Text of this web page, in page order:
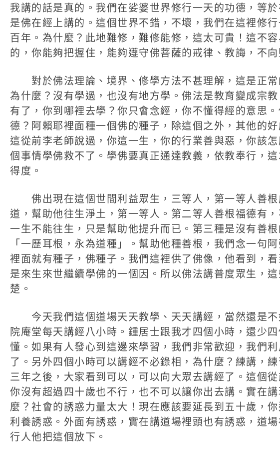
我講的話是真的。我們在娑婆世界修行一天的功德，等
是佛在經上講的。這個世界不錯，不壞，我們在這裡修
百年。為什麼？此地難修，難修能修，這太可貴！這不
的，你能夠把握住，能夠遵守佛菩薩的戒律、教誨，不
對於佛法理論、境界、修學方法不甚理解，這是正常
為什麼？沒有學過，也沒有地方學。佛法是教育變成宗
有了，你到哪裡去學？你只會念經，你不懂得經的意思
德？阿賴耶裡面種一個佛的種子，除這個之外，其他的
這從前李老師說過，你這一生，你的行業善與惡，你該
個事情學佛救不了。學佛要真正通達教義，依教奉行，
得度。
佛出現在這個世間利益眾生，三等人，第一等人善根
道，幫助他往生淨土，第一等人。第二等人善根福德有
一生不能往生，只是幫助他提升而已。第三種是沒有善
「一歷耳根，永為道種」。幫助他種善根，我們念一句
裡面就有種子，佛種子。我們這裡供了佛像，他看到，
是來生來世繼續學佛的一個因。所以佛法講普度眾生，
楚。
今天我們這個道場天天教學、天天講經，當然還是不
院庵堂每天講經八小時。鍾居士跟我才四個小時，還少
懂。如果有人發心到這邊來學習，我們非常歡迎，我們
了。另外四個小時可以講經不必錄相，為什麼？練講，
三年之後，大家看到可以，可以向大眾去講經了。這個
你沒有超過四十歲也不行，也不可以讓你出去講。實在
麼？社會的誘惑力量太大！現在應該要延長到五十歲，
利養誘惑。外面有誘惑，實在講道場裡頭也有誘惑，道
行人他把這個放下。